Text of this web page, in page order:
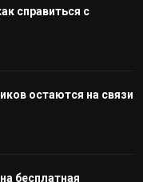
справиться с
остаются на связи
бесплатная